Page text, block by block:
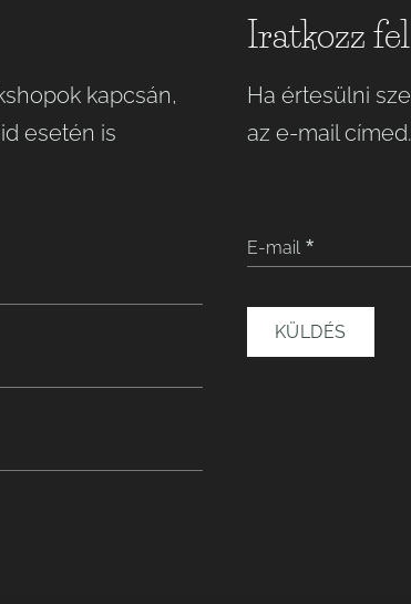
kapcsán,
esetén is
Iratkozz
Ha értesülni
az e-mail címed.
E-mail
KÜLDÉS